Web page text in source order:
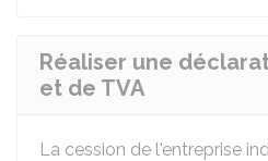
Réaliser une
et de TVA
La cession de l'entreprise